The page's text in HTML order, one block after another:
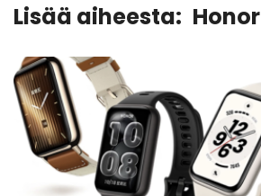
Lisää aiheesta: Honor